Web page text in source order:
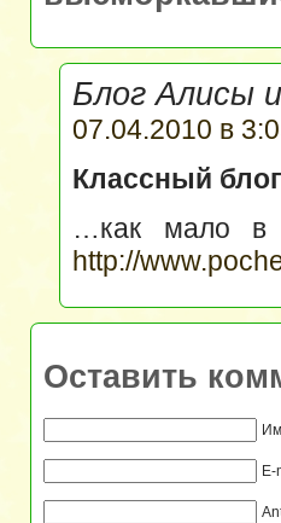
Блог Алисы
07.04.2010 в
Классный
…как мало в
http://
Оставить
E-